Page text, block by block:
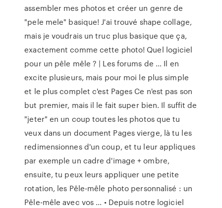
assembler mes photos et créer un genre de
"pele mele" basique! J'ai trouvé shape collage,
mais je voudrais un truc plus basique que ça,
exactement comme cette photo! Quel logiciel
pour un pêle mêle ? | Les forums de ... Il en
excite plusieurs, mais pour moi le plus simple
et le plus complet c'est Pages Ce n'est pas son
but premier, mais il le fait super bien. Il suffit de
"jeter" en un coup toutes les photos que tu
veux dans un document Pages vierge, là tu les
redimensionnes d'un coup, et tu leur appliques
par exemple un cadre d'image + ombre,
ensuite, tu peux leurs appliquer une petite
rotation, les Pêle-mêle photo personnalisé : un
Pêle-mêle avec vos ... • Depuis notre logiciel